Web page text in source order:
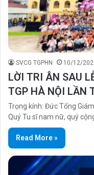
SVCG TGPHN 10/12/
LỜI TRI ÂN SAU
TGP HÀ NỘI LẦN
Trọng kính: Đức Tổng
Quý Tu sĩ nam nữ, quý
Read More »